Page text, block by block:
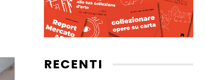
RECENTI